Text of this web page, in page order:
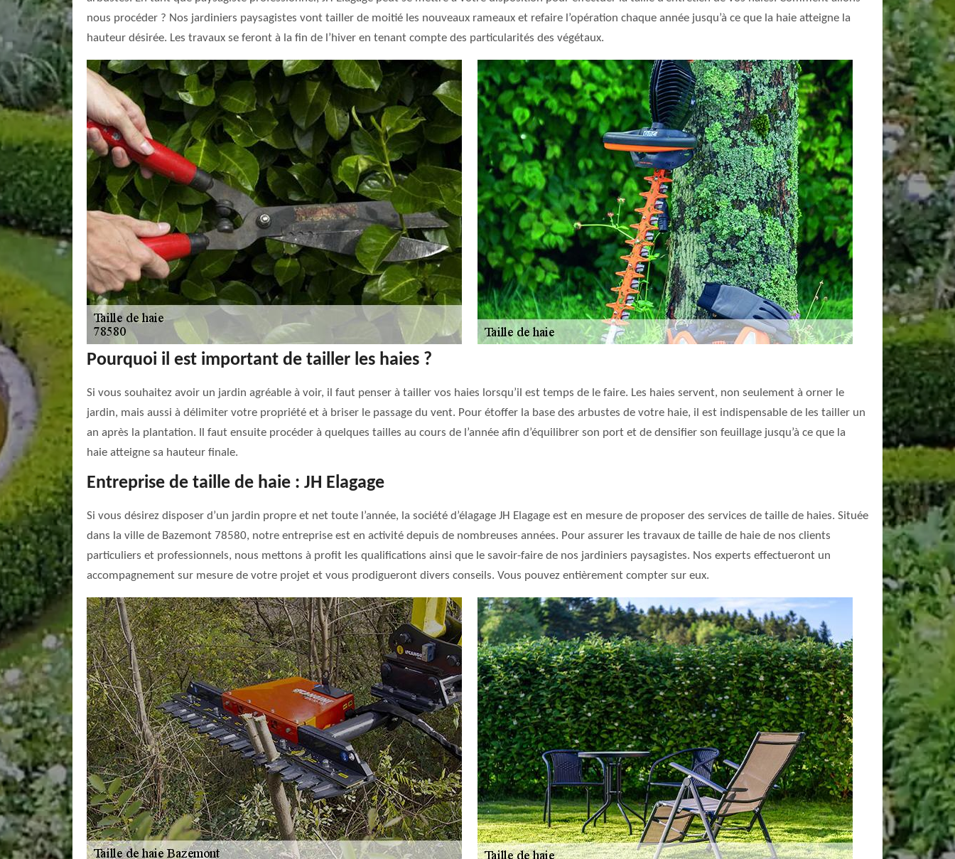
nous procéder ? Nos jardiniers paysagistes vont tailler de moitié les nouveaux rameaux et refaire l’opération chaque année jusqu’à ce que la haie atteigne la
hauteur désirée. Les travaux se feront à la fin de l’hiver en tenant compte des particularités des végétaux.
Pourquoi il est important de tailler les haies ?
Si vous souhaitez avoir un jardin agréable à voir, il faut penser à tailler vos haies lorsqu’il est temps de le faire. Les haies servent, non seulement à orner le
jardin, mais aussi à délimiter votre propriété et à briser le passage du vent. Pour étoffer la base des arbustes de votre haie, il est indispensable de les tailler un
an après la plantation. Il faut ensuite procéder à quelques tailles au cours de l’année afin d’équilibrer son port et de densifier son feuillage jusqu’à ce que la
haie atteigne sa hauteur finale.
Entreprise de taille de haie : JH Elagage
Si vous désirez disposer d’un jardin propre et net toute l’année, la société d’élagage JH Elagage est en mesure de proposer des services de taille de haies. Située
dans la ville de Bazemont 78580, notre entreprise est en activité depuis de nombreuses années. Pour assurer les travaux de taille de haie de nos clients
particuliers et professionnels, nous mettons à profit les qualifications ainsi que le savoir-faire de nos jardiniers paysagistes. Nos experts effectueront un
accompagnement sur mesure de votre projet et vous prodigueront divers conseils. Vous pouvez entièrement compter sur eux.